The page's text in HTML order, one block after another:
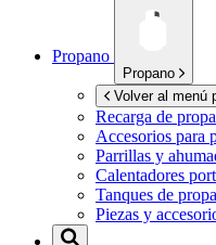
Propano
Propano
Volver al menú
Recarga de
Accesorios para
Parrillas y
Calentadores
Tanques de
Piezas y